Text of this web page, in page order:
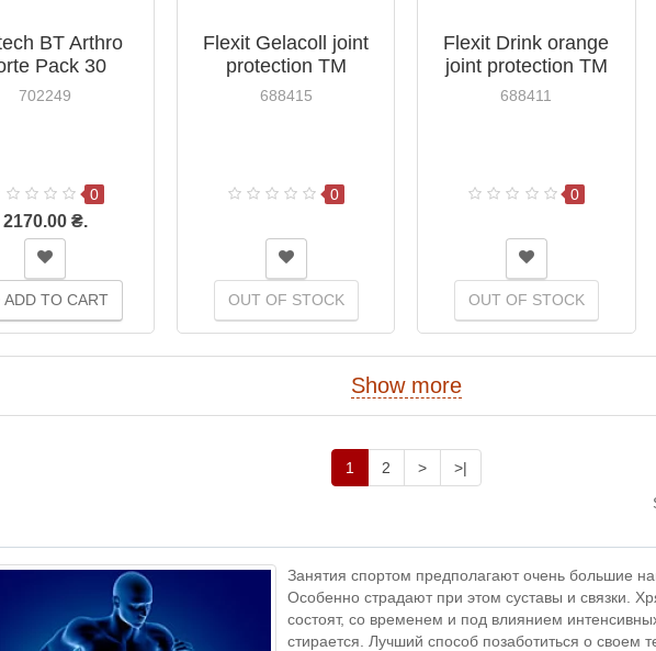
BT Arthro
Pack 30
paquets
702249
0
2170.00 ₴.
ADD TO CART
Flexit Gelacoll joint
protection TM
Nutrend capsules
688415
0
OUT OF STOCK
Flexit Drink orange
joint protection TM
Nutrend 400g
688411
0
OUT OF STOCK
Show more
1 2 >
>|
Занятия спортом предполагают очень большие
Особенно страдают при этом суставы и связки.
состоят, со временем и под влиянием
стирается. Лучший способ позаботиться о своем